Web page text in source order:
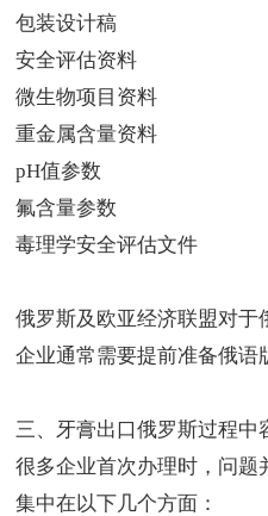
包装设计稿
安全评估资料
微生物项目资料
重金属含量资料
pH值参数
氟含量参数
毒理学安全评估文件
俄罗斯及欧亚经济联盟对
企业通常需要提前准备俄语
三、牙膏出口俄罗斯过程中
很多企业首次办理时，问题
集中在以下几个方面：